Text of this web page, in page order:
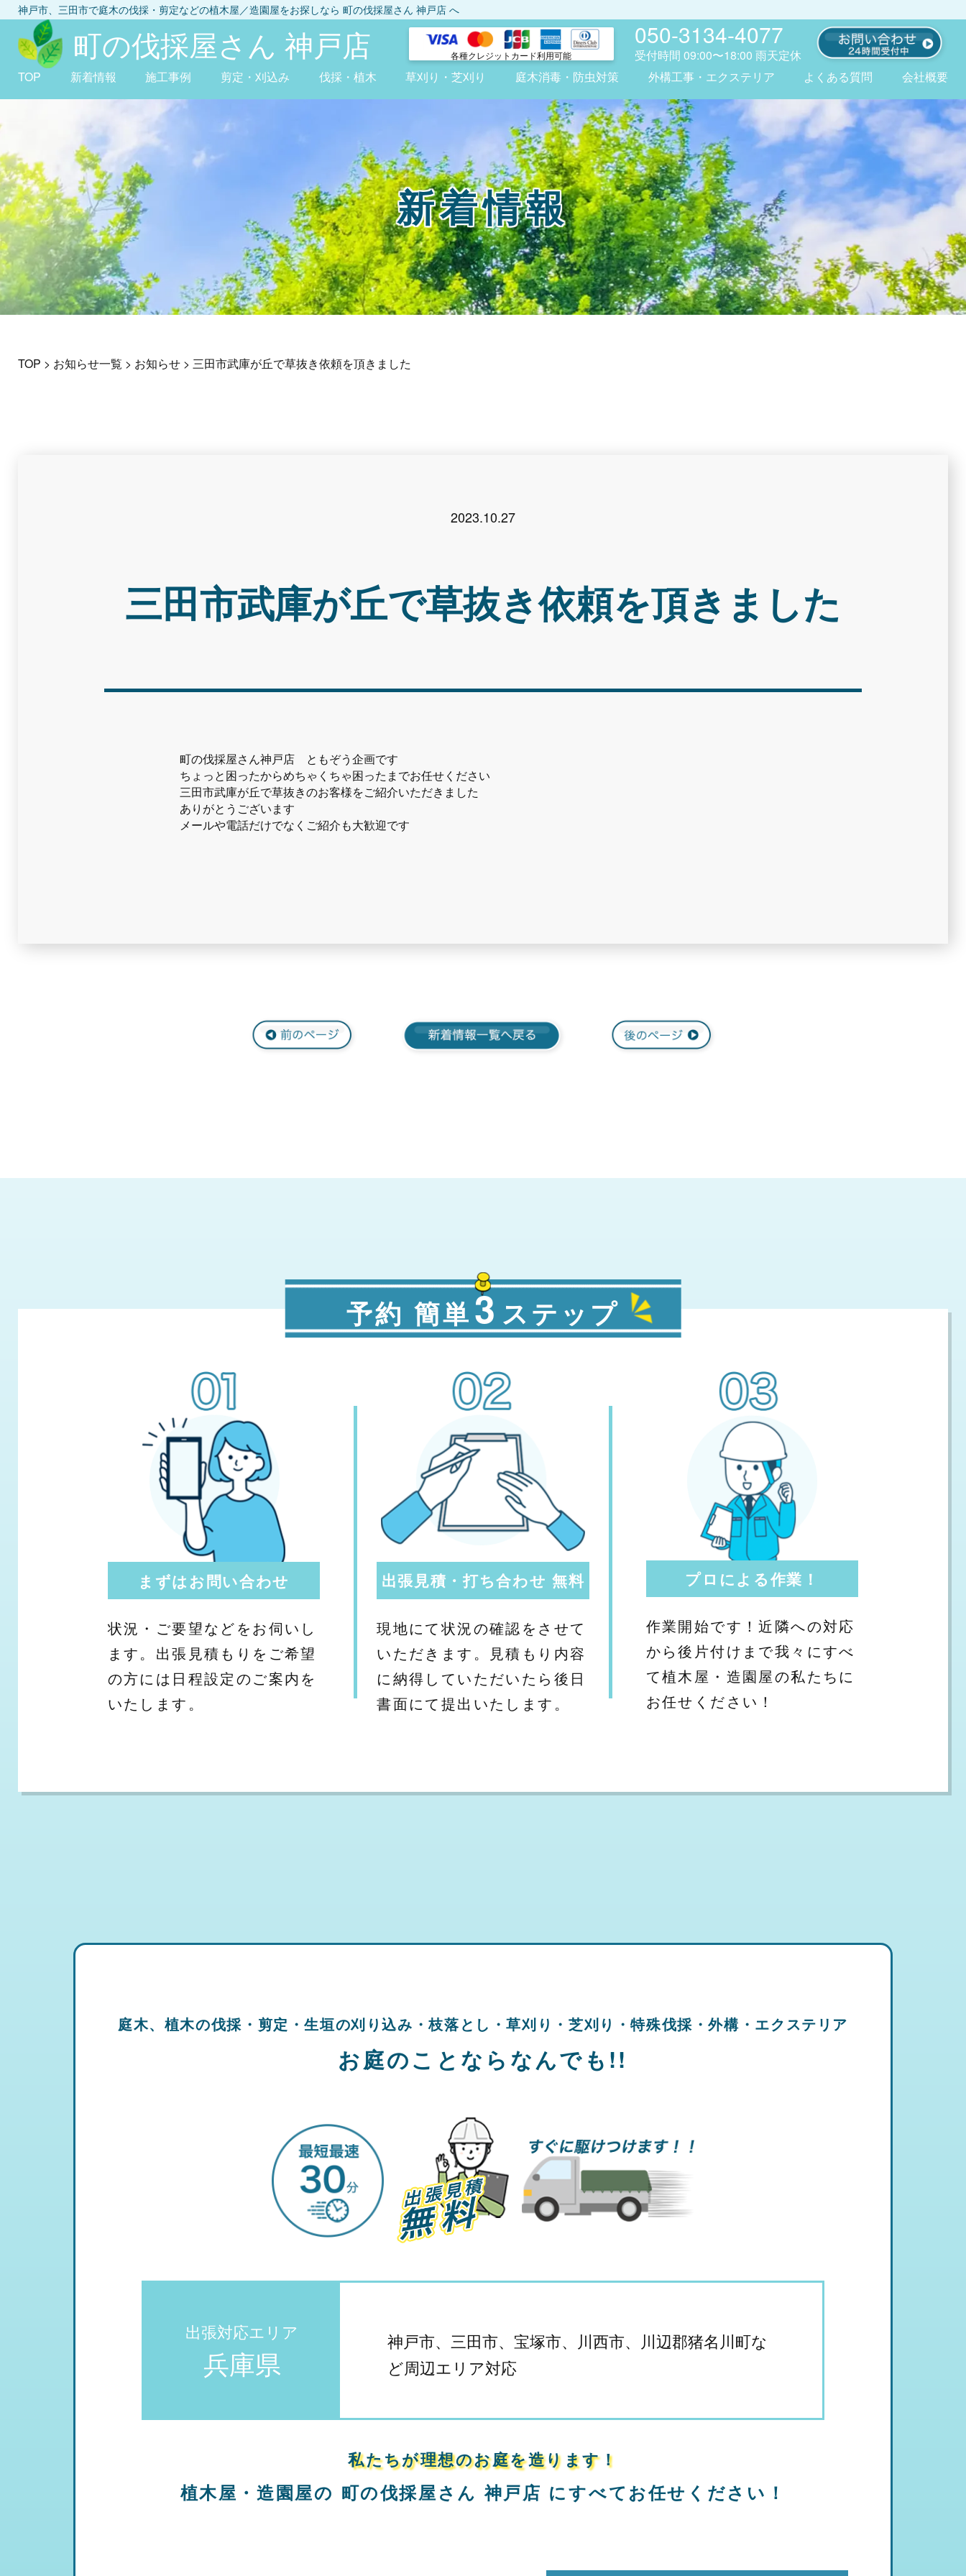
神戸市、三田市で庭木の伐採・剪定などの植木屋／造園屋をお探しなら 町の伐採屋さん 神戸店 へ
町の伐採屋さん 神戸店 各種クレジット カード利用可能
050-3134-4077
受付時間09:00〜18:00 雨天定休
TOP
新着情報 施工事例 剪定・刈込み 伐採・植木 草刈り・芝刈り 庭木消毒・防虫対策 外構工事・エクステリア よくある質問 会社概要
新着情報
TOP > お知らせ一覧 > お知らせ > 三田市武庫が丘で草抜き依頼を頂きました
2023.10.27
三田市武庫が丘で草抜き依頼を頂きました
町の伐採屋さん神戸店 ともぞう企画です
ちょっと困ったからめちゃくちゃ困ったまでお任せください
三田市武庫が丘で草抜きのお客様をご紹介いただきました
ありがとうございます
メールや電話だけでなくご紹介も大歓迎です
予約 簡単3 ステップ
まずはお問い合わせ
状況・ご要望などをお伺いし
ます。出張見積もりをご希望
の方には日程設定のご案内を
いたします。
出張見積・打ち合わせ 無料
現地にて状況の確認をさせて
いただきます。見積もり内容
に納得していただいたら後日
書面にて提出いたします。
プロによる作業！
作業開始です！近隣への対応
から後片付けまで我々にすべ
て植木屋・造園屋の私たちに
お任せください！
庭木、植木の伐採・剪定・生垣の刈り込み・枝落とし・草刈り・ 芝刈り・特殊伐採・外構・エクステリア
お庭のことならなんでも!!
出張対応エリア
兵庫県
神戸市、三田市、宝塚市、川西市、川辺郡猪名川町な
ど周辺エリア対応
私たちが理想のお庭を造ります！
植木屋・造園屋の 町の伐採屋さん 神戸店 にすべてお任せください！